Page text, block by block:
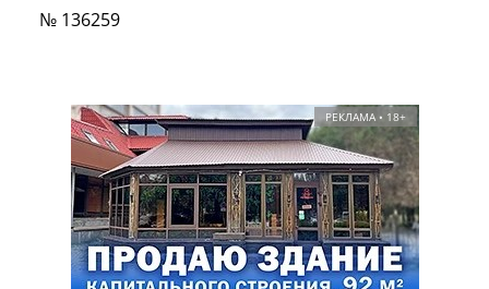
№ 136259
РЕКЛАМА • 18+